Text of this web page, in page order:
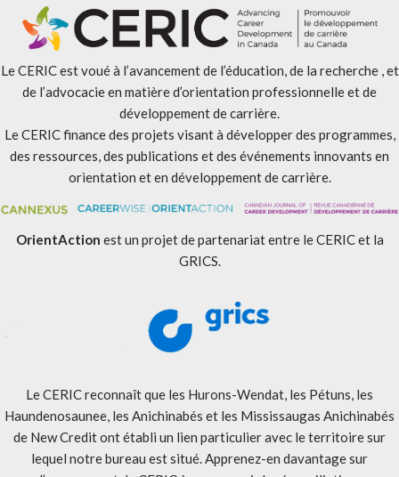
Le CERIC est voué à l’avancement de l’éducation, de la recherche , et
de l’advocacie en matière d’orientation professionnelle et de
développement de carrière.
Le CERIC finance des projets visant à développer des programmes,
des ressources, des publications et des événements innovants en
orientation et en développement de carrière.
OrientAction est un projet de partenariat entre le CERIC et la
GRICS.
Le CERIC reconnaît que les Hurons-Wendat, les Pétuns, les
Haundenosaunee, les Anichinabés et les Mississaugas Anichinabés
de New Credit ont établi un lien particulier avec le territoire sur
lequel notre bureau est situé. Apprenez-en davantage sur